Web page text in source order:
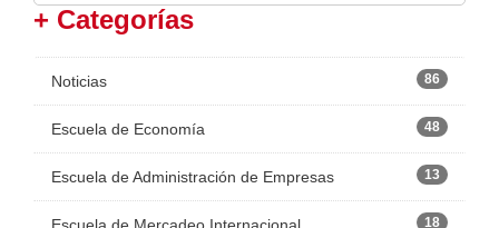
+ Categorías
Noticias 86
Escuela de Economía 48
Escuela de Administración de Empresas 13
18